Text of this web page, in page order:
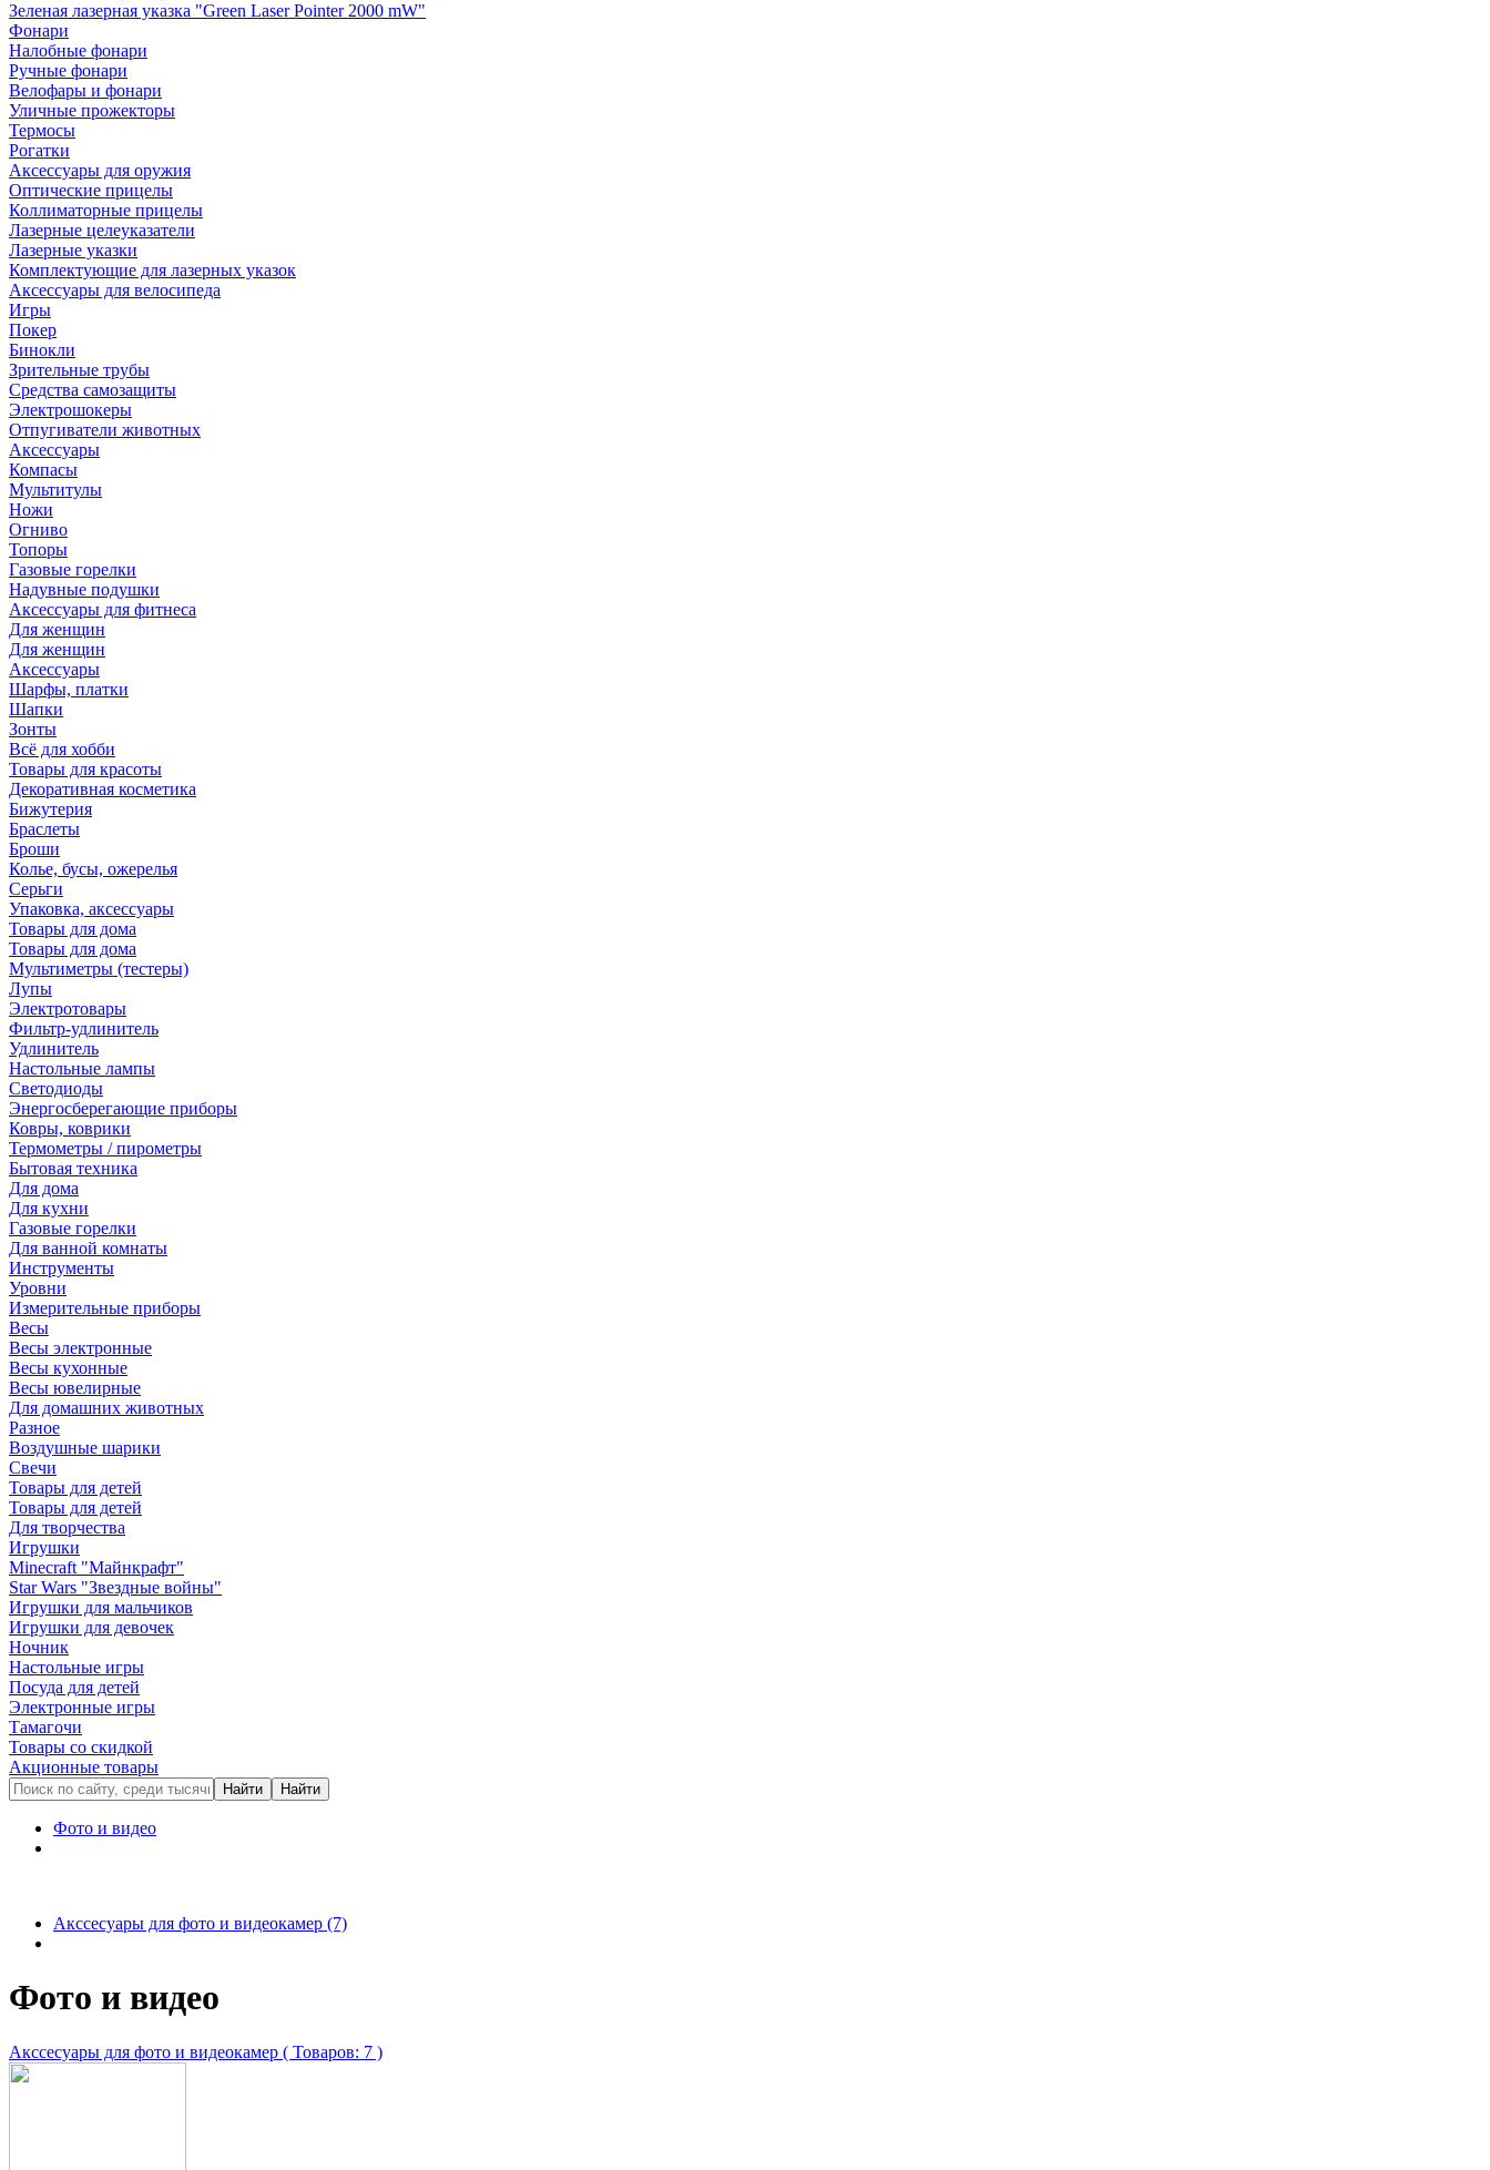
Зеленая лазерная указка "Green Laser Pointer 2000 mW"
Фонари
Налобные фонари
Ручные фонари
Велофары и фонари
Уличные прожекторы
Термосы
Рогатки
Аксессуары для оружия
Оптические прицелы
Коллиматорные прицелы
Лазерные целеуказатели
Лазерные указки
Комплектующие для лазерных указок
Аксессуары для велосипеда
Игры
Покер
Бинокли
Зрительные трубы
Средства самозащиты
Электрошокеры
Отпугиватели животных
Аксессуары
Компасы
Мультитулы
Ножи
Огниво
Топоры
Газовые горелки
Надувные подушки
Аксессуары для фитнеса
Для женщин
Для женщин
Аксессуары
Шарфы, платки
Шапки
Зонты
Всё для хобби
Товары для красоты
Декоративная косметика
Бижутерия
Браслеты
Броши
Колье, бусы, ожерелья
Серьги
Упаковка, аксессуары
Товары для дома
Товары для дома
Мультиметры (тестеры)
Лупы
Электротовары
Фильтр-удлинитель
Удлинитель
Настольные лампы
Светодиоды
Энергосберегающие приборы
Ковры, коврики
Термометры / пирометры
Бытовая техника
Для дома
Для кухни
Газовые горелки
Для ванной комнаты
Инструменты
Уровни
Измерительные приборы
Весы
Весы электронные
Весы кухонные
Весы ювелирные
Для домашних животных
Разное
Воздушные шарики
Свечи
Товары для детей
Товары для детей
Для творчества
Игрушки
Minecraft "Майнкрафт"
Star Wars "Звездные войны"
Игрушки для мальчиков
Игрушки для девочек
Ночник
Настольные игры
Посуда для детей
Электронные игры
Тамагочи
Товары со скидкой
Акционные товары
Фото и видео
Акссесуары для фото и видеокамер (7)
Фото и видео
Акссесуары для фото и видеокамер ( Товаров: 7 )